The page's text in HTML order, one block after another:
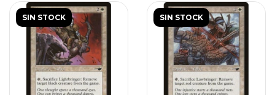
SIN STOCK SIN STOCK